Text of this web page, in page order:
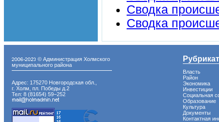
Сводка
Сводка
© Администрация Холмского
муниципального района
Адрес: 175270 Новгородская обл.,
г. Холм, пл. Победы д.2
Тел: 8 (81654) 59−252
Власть
Район
Экономика
Инвестиции
Социальная
Образование
Культура
Документы
Контактная